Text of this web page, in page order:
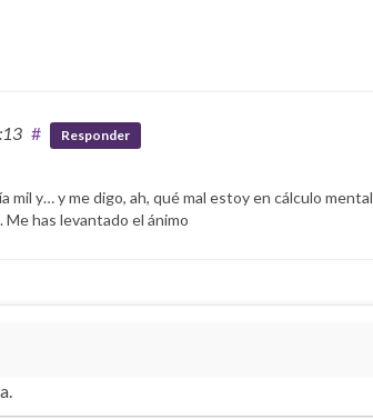
# Responder
mil y… y me digo, ah, qué mal estoy en cálculo mental
has levantado el ánimo